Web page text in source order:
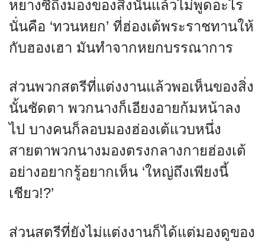
หยางซีถิงมองของสิ่งนั้นแล้วไม่พูดอะไร
นั่นคือ ‘ทวนหยก’ ที่ฮ่องเต้พระราชทานให้
กับฮองเฮา มันทำจากหยกบรรณาการ
ส่วนพวกสตรีที่แต่งงานแล้วพอเห็นของสิ่ง
นั้นชัดตา พวกนางก็เอียงอายก้มหน้าลง
ไป บางคนก็ลอบมองฮ่องเต้แวบหนึ่ง
สายตาพวกนางมองตรงกลางกายฮ่องเต้
อย่างอยากรู้อยากเห็น ‘ใหญ่ถึงเพียงนี้
เชียว!?’
ส่วนสตรีที่ยังไม่แต่งงานก็ได้แต่มองดูของ